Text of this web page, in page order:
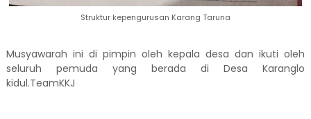
Struktur kepengurusan Karang Taruna
Musyawarah ini di pimpin oleh kepala desa dan ikuti oleh
seluruh pemuda yang berada di Desa Karanglo
kidul.TeamKKJ